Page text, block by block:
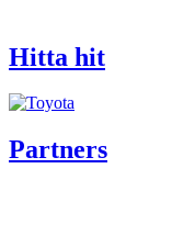
Hitta hit
Partners